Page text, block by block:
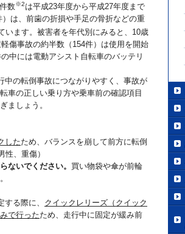
数※2は平成23年度から平成27年度まで
は、前歯の折損や手足の骨折などの重
います。被害者を年代別にみると、10歳
傷事故の約半数（154件）は使用を開始
中には電動アシスト自転車のバッテリ
の転倒事故につながりやすく、事故が
車の正しい乗り方や乗車前の確認項目
ましょう。
したため、バランスを崩して前方に転倒
、重傷）
ないでください。 買い物袋や傘が前輪
る際に、 クイックレリーズ（クイック
で行ったため、走行中に固定が緩み前